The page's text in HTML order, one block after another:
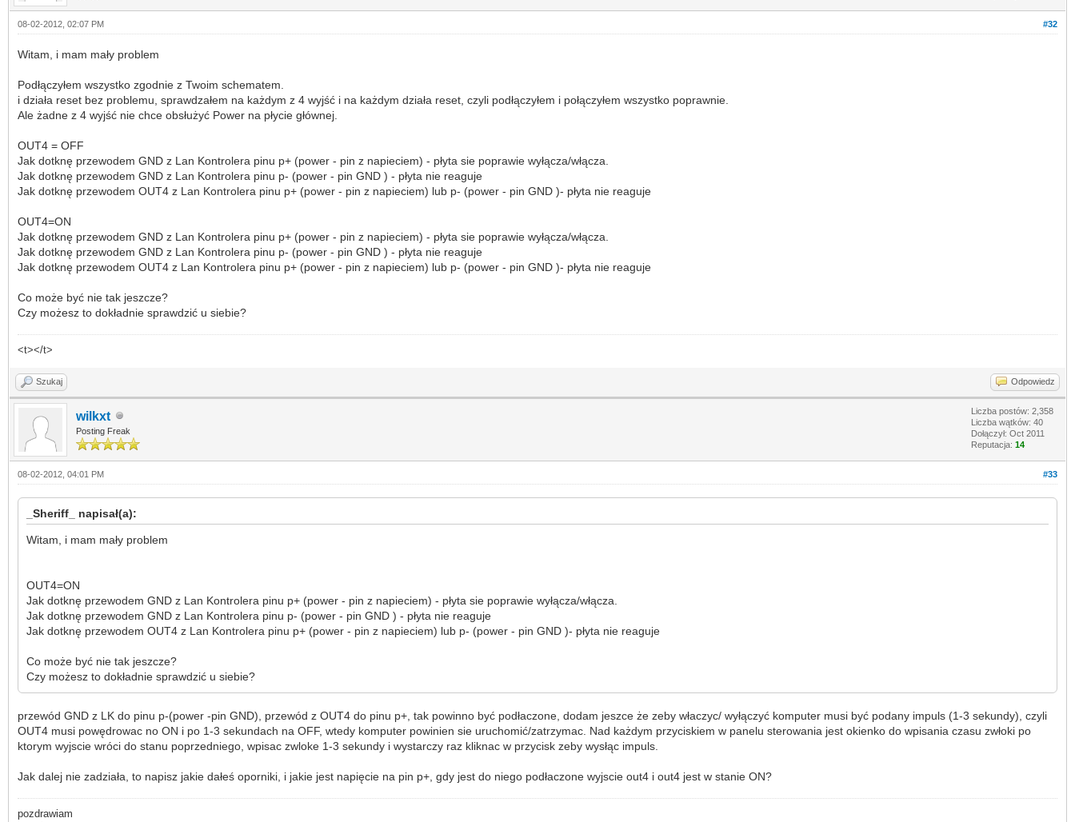
#32
08-02-2012, 02:07 PM
Witam, i mam mały problem
Podłączyłem wszystko zgodnie z Twoim schematem.
i działa reset bez problemu, sprawdzałem na każdym z 4 wyjść i na każdym działa reset, czyli podłączyłem i połączyłem wszystko poprawnie.
Ale żadne z 4 wyjść nie chce obsłużyć Power na płycie głównej.
OUT4 = OFF
Jak dotknę przewodem GND z Lan Kontrolera pinu p+ (power - pin z napieciem) - płyta sie poprawie wyłącza/włącza.
Jak dotknę przewodem GND z Lan Kontrolera pinu p- (power - pin GND ) - płyta nie reaguje
Jak dotknę przewodem OUT4 z Lan Kontrolera pinu p+ (power - pin z napieciem) lub p- (power - pin GND )- płyta nie reaguje
OUT4=ON
Jak dotknę przewodem GND z Lan Kontrolera pinu p+ (power - pin z napieciem) - płyta sie poprawie wyłącza/włącza.
Jak dotknę przewodem GND z Lan Kontrolera pinu p- (power - pin GND ) - płyta nie reaguje
Jak dotknę przewodem OUT4 z Lan Kontrolera pinu p+ (power - pin z napieciem) lub p- (power - pin GND )- płyta nie reaguje
Co może być nie tak jeszcze?
Czy możesz to dokładnie sprawdzić u siebie?
<t></t>
Szukaj Odpowiedz
wilkxt
Posting Freak
Liczba postów: 2,358
Liczba wątków: 40
Dołączył: Oct 2011
Reputacja: 14
#33
08-02-2012, 04:01 PM
_Sheriff_ napisał(a):
Witam, i mam mały problem
OUT4=ON
Jak dotknę przewodem GND z Lan Kontrolera pinu p+ (power - pin z napieciem) - płyta sie poprawie wyłącza/włącza.
Jak dotknę przewodem GND z Lan Kontrolera pinu p- (power - pin GND ) - płyta nie reaguje
Jak dotknę przewodem OUT4 z Lan Kontrolera pinu p+ (power - pin z napieciem) lub p- (power - pin GND )- płyta nie reaguje
Co może być nie tak jeszcze?
Czy możesz to dokładnie sprawdzić u siebie?
przewód GND z LK do pinu p-(power -pin GND), przewód z OUT4 do pinu p+, tak powinno być podłaczone, dodam jeszce że zeby właczyc/ wyłączyć komputer musi być podany impuls (1-3 sekundy), czyli
OUT4 musi powędrowac no ON i po 1-3 sekundach na OFF, wtedy komputer powinien sie uruchomić/zatrzymac. Nad każdym przyciskiem w panelu sterowania jest okienko do wpisania czasu zwłoki po
ktorym wyjscie wróci do stanu poprzedniego, wpisac zwloke 1-3 sekundy i wystarczy raz kliknac w przycisk zeby wysłąc impuls.
Jak dalej nie zadziała, to napisz jakie dałeś oporniki, i jakie jest napięcie na pin p+, gdy jest do niego podłaczone wyjscie out4 i out4 jest w stanie ON?
pozdrawiam